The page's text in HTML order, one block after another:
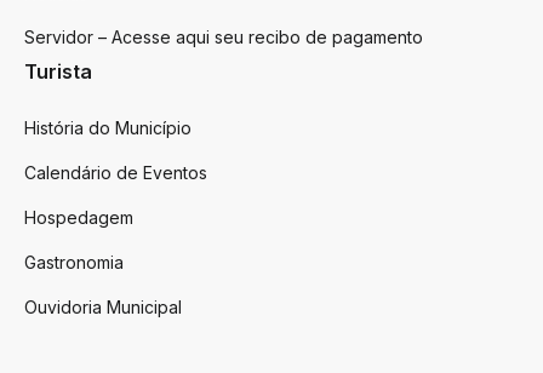
Servidor – Acesse aqui seu recibo de pagamento
Turista
História do Município
Calendário de Eventos
Hospedagem
Gastronomia
Ouvidoria Municipal